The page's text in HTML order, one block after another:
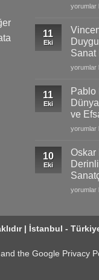
Limited
and
Swiss
için
Claude
Gücü
ve
Doğanın
Büyüleyici
için
yorumlar
11
Eki
Sanat
Vincent
Gogh:
Tutku
ve
Dolu
Sanat
Dünyası
için
yorumlar
11
Eki
Pablo
ve
Pablo
Sanat
Değiştiren
Dahi
ve
yorumlar
10
Eki
Oskar
Oskar
Dolu
Bir
yorumlar
| İstanbul -
the Google Privacy